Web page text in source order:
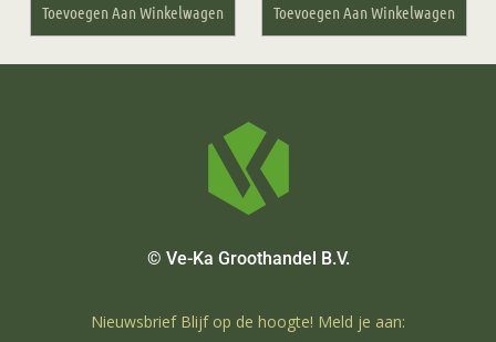
Toevoegen Aan Winkelwagen Toevoegen Aan Winkelwagen
© Ve-Ka Groothandel B.V.
Nieuwsbrief Blijf op de hoogte! Meld je aan: